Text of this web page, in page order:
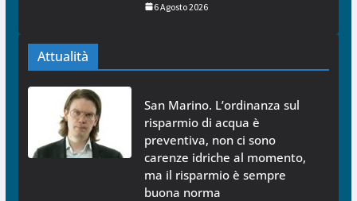
6 Agosto 2026
Attualità
San Marino. L’ordinanza sul
risparmio di acqua è
preventiva, non ci sono
carenze idriche al momento,
ma il risparmio è sempre
buona norma